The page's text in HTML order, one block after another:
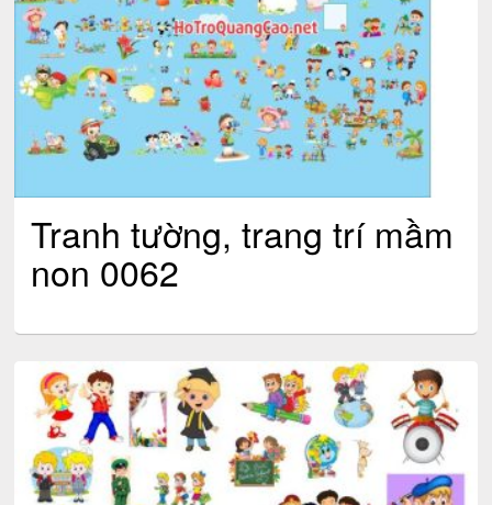
Tranh tường, trang trí mầm
non 0062